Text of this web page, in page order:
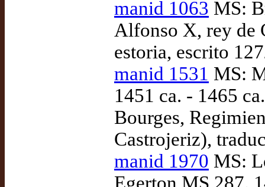
manid 1063 MS:
Alfonso X, rey de
estoria, escrito
manid 1531 MS:
1451 ca. - 1465
Bourges,
Castrojeriz),
manid 1970 MS: